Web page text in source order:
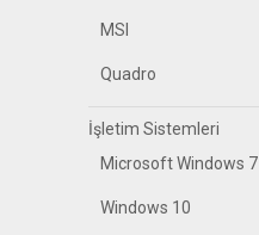
MSI
Quadro
İşletim Sistemleri
Microsoft Windows 7
Windows 10